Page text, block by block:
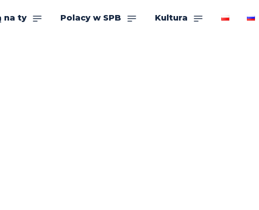
na ty Polacy w SPB Kultura